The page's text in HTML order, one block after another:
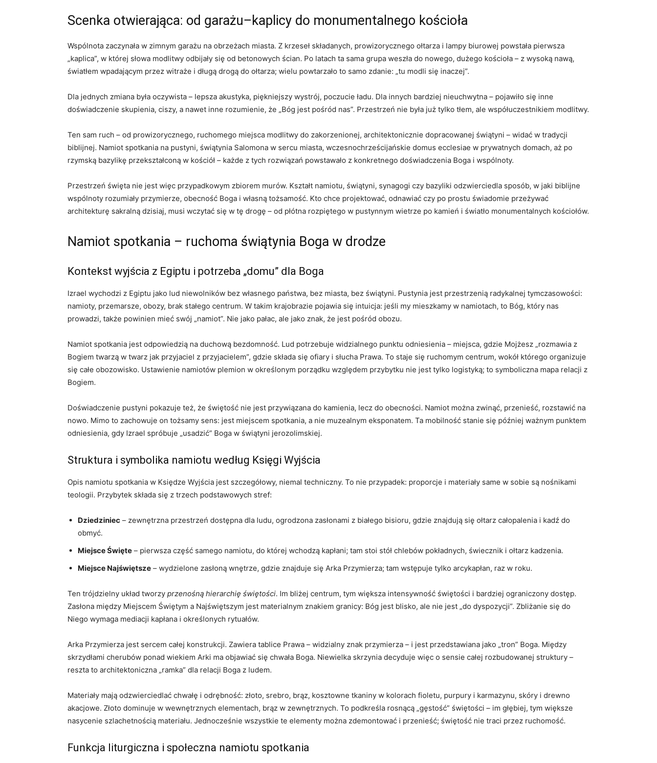
Scenka otwierająca: od garażu–kaplicy do monumentalnego kościoła
Wspólnota zaczynała w zimnym garażu na obrzeżach miasta. Z krzeseł składanych, prowizorycznego ołtarza i lampy biurowej powstała pierwsza
„kaplica”, w której słowa modlitwy odbijały się od betonowych ścian. Po latach ta sama grupa weszła do nowego, dużego kościoła – z wysoką nawą,
światłem wpadającym przez witraże i długą drogą do ołtarza; wielu powtarzało to samo zdanie: „tu modli się inaczej”.
Dla jednych zmiana była oczywista – lepsza akustyka, piękniejszy wystrój, poczucie ładu. Dla innych bardziej nieuchwytna – pojawiło się inne
doświadczenie skupienia, ciszy, a nawet inne rozumienie, że „Bóg jest pośród nas”. Przestrzeń nie była już tylko tłem, ale współuczestnikiem modlitwy.
Ten sam ruch – od prowizorycznego, ruchomego miejsca modlitwy do zakorzenionej, architektonicznie dopracowanej świątyni – widać w tradycji
biblijnej. Namiot spotkania na pustyni, świątynia Salomona w sercu miasta, wczesnochrześcijańskie domus ecclesiae w prywatnych domach, aż po
rzymską bazylikę przekształconą w kościół – każde z tych rozwiązań powstawało z konkretnego doświadczenia Boga i wspólnoty.
Przestrzeń święta nie jest więc przypadkowym zbiorem murów. Kształt namiotu, świątyni, synagogi czy bazyliki odzwierciedla sposób, w jaki biblijne
wspólnoty rozumiały przymierze, obecność Boga i własną tożsamość. Kto chce projektować, odnawiać czy po prostu świadomie przeżywać
architekturę sakralną dzisiaj, musi wczytać się w tę drogę – od płótna rozpiętego w pustynnym wietrze po kamień i światło monumentalnych kościołów.
Namiot spotkania – ruchoma świątynia Boga w drodze
Kontekst wyjścia z Egiptu i potrzeba „domu” dla Boga
Izrael wychodzi z Egiptu jako lud niewolników bez własnego państwa, bez miasta, bez świątyni. Pustynia jest przestrzenią radykalnej tymczasowości:
namioty, przemarsze, obozy, brak stałego centrum. W takim krajobrazie pojawia się intuicja: jeśli my mieszkamy w namiotach, to Bóg, który nas
prowadzi, także powinien mieć swój „namiot”. Nie jako pałac, ale jako znak, że jest pośród obozu.
Namiot spotkania jest odpowiedzią na duchową bezdomność. Lud potrzebuje widzialnego punktu odniesienia – miejsca, gdzie Mojżesz „rozmawia z
Bogiem twarzą w twarz jak przyjaciel z przyjacielem”, gdzie składa się ofiary i słucha Prawa. To staje się ruchomym centrum, wokół którego organizuje
się całe obozowisko. Ustawienie namiotów plemion w określonym porządku względem przybytku nie jest tylko logistyką; to symboliczna mapa relacji z
Bogiem.
Doświadczenie pustyni pokazuje też, że świętość nie jest przywiązana do kamienia, lecz do obecności. Namiot można zwinąć, przenieść, rozstawić na
nowo. Mimo to zachowuje on tożsamy sens: jest miejscem spotkania, a nie muzealnym eksponatem. Ta mobilność stanie się później ważnym punktem
odniesienia, gdy Izrael spróbuje „usadzić” Boga w świątyni jerozolimskiej.
Struktura i symbolika namiotu według Księgi Wyjścia
Opis namiotu spotkania w Księdze Wyjścia jest szczegółowy, niemal techniczny. To nie przypadek: proporcje i materiały same w sobie są nośnikami
teologii. Przybytek składa się z trzech podstawowych stref:
Dziedziniec – zewnętrzna przestrzeń dostępna dla ludu, ogrodzona zasłonami z białego bisioru, gdzie znajdują się ołtarz całopalenia i kadź do
obmyć.
Miejsce Święte – pierwsza część samego namiotu, do której wchodzą kapłani; tam stoi stół chlebów pokładnych, świecznik i ołtarz kadzenia.
Miejsce Najświętsze – wydzielone zasłoną wnętrze, gdzie znajduje się Arka Przymierza; tam wstępuje tylko arcykapłan, raz w roku.
Ten trójdzielny układ tworzy przenośną hierarchię świętości. Im bliżej centrum, tym większa intensywność świętości i bardziej ograniczony dostęp.
Zasłona między Miejscem Świętym a Najświętszym jest materialnym znakiem granicy: Bóg jest blisko, ale nie jest „do dyspozycji”. Zbliżanie się do
Niego wymaga mediacji kapłana i określonych rytuałów.
Arka Przymierza jest sercem całej konstrukcji. Zawiera tablice Prawa – widzialny znak przymierza – i jest przedstawiana jako „tron” Boga. Między
skrzydłami cherubów ponad wiekiem Arki ma objawiać się chwała Boga. Niewielka skrzynia decyduje więc o sensie całej rozbudowanej struktury –
reszta to architektoniczna „ramka” dla relacji Boga z ludem.
Materiały mają odzwierciedlać chwałę i odrębność: złoto, srebro, brąz, kosztowne tkaniny w kolorach fioletu, purpury i karmazynu, skóry i drewno
akacjowe. Złoto dominuje w wewnętrznych elementach, brąz w zewnętrznych. To podkreśla rosnącą „gęstość” świętości – im głębiej, tym większe
nasycenie szlachetnością materiału. Jednocześnie wszystkie te elementy można zdemontować i przenieść; świętość nie traci przez ruchomość.
Funkcja liturgiczna i społeczna namiotu spotkania